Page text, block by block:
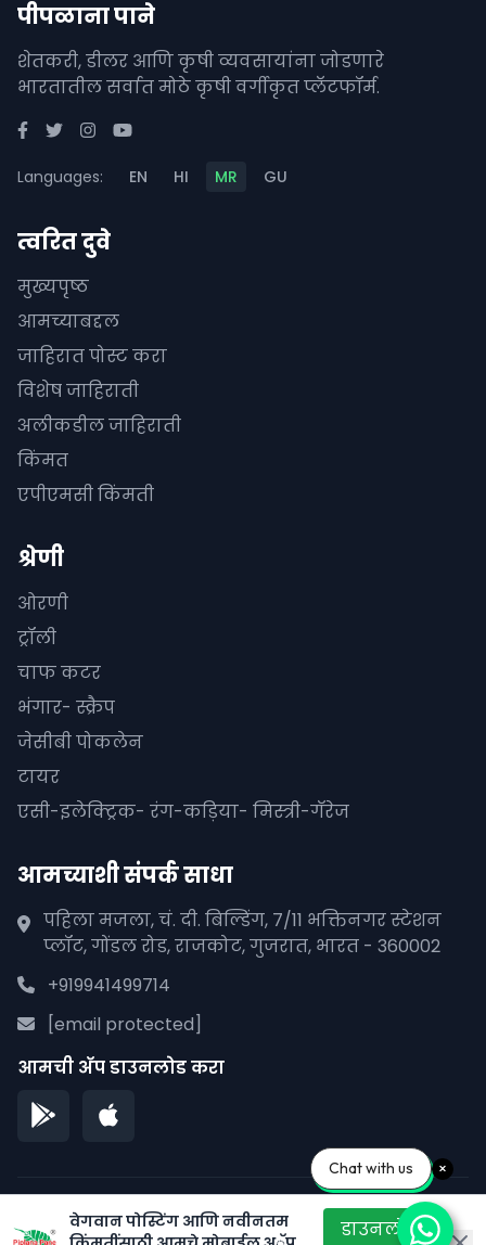
पीपळाना पाने
शेतकरी, डीलर आणि कृषी व्यवसायांना जोडणारे
भारतातील सर्वात मोठे कृषी वर्गीकृत प्लॅटफॉर्म.
Languages: EN HI MR GU
त्वरित दुवे
मुख्यपृष्ठ
आमच्याबद्दल
जाहिरात पोस्ट करा
विशेष जाहिराती
अलीकडील जाहिराती
किंमत
एपीएमसी किंमती
श्रेणी
ओरणी
ट्रॉली
चाफ कटर
भंगार- स्क्रैप
जेसीबी पोकलेन
टायर
एसी-इलेक्ट्रिक- रंग-कड़िया- मिस्त्री-गॅरेज
आमच्याशी संपर्क साधा
पहिला मजला, चं. दी. बिल्डिंग, 7/11 भक्तिनगर स्टेशन
प्लॉट, गोंडल रोड, राजकोट, गुजरात, भारत - 360002
+919941499714
[email protected]
आमची अ‍ॅप डाउनलोड करा
© 2026 पीपळाना पाने. सर्व हक्क राखीव.
वेगवान पोस्टिंग आणि नवीनतम
डाउनलोड
Chat with us